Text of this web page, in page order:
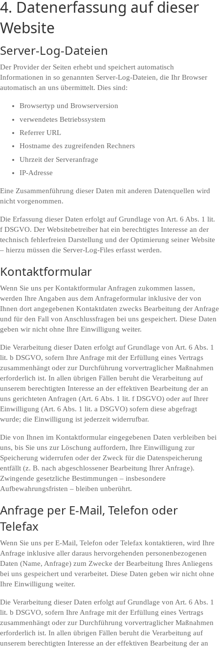
4. Datenerfassung auf dieser
Website
Server-Log-Dateien
Der Provider der Seiten erhebt und speichert automatisch
Informationen in so genannten Server-Log-Dateien, die Ihr Browser
automatisch an uns übermittelt. Dies sind:
Browsertyp und Browserversion
verwendetes Betriebssystem
Referrer URL
Hostname des zugreifenden Rechners
Uhrzeit der Serveranfrage
IP-Adresse
Eine Zusammenführung dieser Daten mit anderen Datenquellen wird
nicht vorgenommen.
Die Erfassung dieser Daten erfolgt auf Grundlage von Art. 6 Abs. 1 lit.
f DSGVO. Der Websitebetreiber hat ein berechtigtes Interesse an der
technisch fehlerfreien Darstellung und der Optimierung seiner Website
– hierzu müssen die Server-Log-Files erfasst werden.
Kontaktformular
Wenn Sie uns per Kontaktformular Anfragen zukommen lassen,
werden Ihre Angaben aus dem Anfrageformular inklusive der von
Ihnen dort angegebenen Kontaktdaten zwecks Bearbeitung der Anfrage
und für den Fall von Anschlussfragen bei uns gespeichert. Diese Daten
geben wir nicht ohne Ihre Einwilligung weiter.
Die Verarbeitung dieser Daten erfolgt auf Grundlage von Art. 6 Abs. 1
lit. b DSGVO, sofern Ihre Anfrage mit der Erfüllung eines Vertrags
zusammenhängt oder zur Durchführung vorvertraglicher Maßnahmen
erforderlich ist. In allen übrigen Fällen beruht die Verarbeitung auf
unserem berechtigten Interesse an der effektiven Bearbeitung der an
uns gerichteten Anfragen (Art. 6 Abs. 1 lit. f DSGVO) oder auf Ihrer
Einwilligung (Art. 6 Abs. 1 lit. a DSGVO) sofern diese abgefragt
wurde; die Einwilligung ist jederzeit widerrufbar.
Die von Ihnen im Kontaktformular eingegebenen Daten verbleiben bei
uns, bis Sie uns zur Löschung auffordern, Ihre Einwilligung zur
Speicherung widerrufen oder der Zweck für die Datenspeicherung
entfällt (z. B. nach abgeschlossener Bearbeitung Ihrer Anfrage).
Zwingende gesetzliche Bestimmungen – insbesondere
Aufbewahrungsfristen – bleiben unberührt.
Anfrage per E-Mail, Telefon oder
Telefax
Wenn Sie uns per E-Mail, Telefon oder Telefax kontaktieren, wird Ihre
Anfrage inklusive aller daraus hervorgehenden personenbezogenen
Daten (Name, Anfrage) zum Zwecke der Bearbeitung Ihres Anliegens
bei uns gespeichert und verarbeitet. Diese Daten geben wir nicht ohne
Ihre Einwilligung weiter.
Die Verarbeitung dieser Daten erfolgt auf Grundlage von Art. 6 Abs. 1
lit. b DSGVO, sofern Ihre Anfrage mit der Erfüllung eines Vertrags
zusammenhängt oder zur Durchführung vorvertraglicher Maßnahmen
erforderlich ist. In allen übrigen Fällen beruht die Verarbeitung auf
unserem berechtigten Interesse an der effektiven Bearbeitung der an